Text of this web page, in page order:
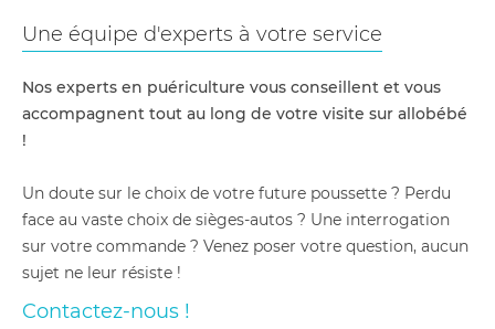
Une équipe d'experts à votre service
Nos experts en puériculture vous conseillent et vous
accompagnent tout au long de votre visite sur allobébé
!
Un doute sur le choix de votre future poussette ? Perdu
face au vaste choix de sièges-autos ? Une interrogation
sur votre commande ? Venez poser votre question, aucun
sujet ne leur résiste !
Contactez-nous !